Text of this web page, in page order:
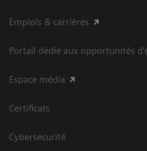
Emplois & carrières
Portail dédié aux opportunités
Espace média
Certificats
Cybersécurité